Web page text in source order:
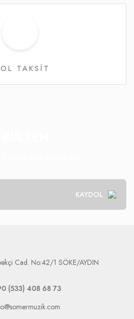
TAKSİT
KAYDOL
Cad. No:42/1 SÖKE/AYDIN
(533) 408 68 73